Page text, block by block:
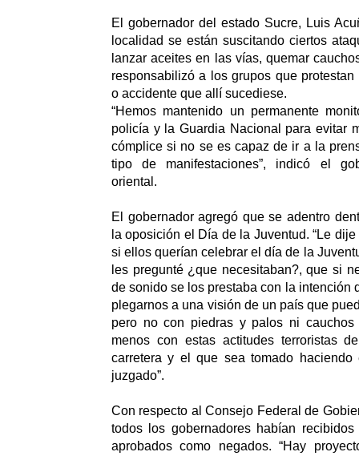
El gobernador del estado Sucre, Luis
localidad se están suscitando ciertos
lanzar aceites en las vías, quemar
responsabilizó a los grupos que
o accidente que allí sucediese.
“Hemos mantenido un permanente
policía y la Guardia Nacional para evitar
cómplice si no se es capaz de ir a la
tipo de manifestaciones”, indicó el
oriental.
El gobernador agregó que se adentro
la oposición el Día de la Juventud. “Le
si ellos querían celebrar el día de la
les pregunté ¿que necesitaban?, que si
de sonido se los prestaba con la intención
plegarnos a una visión de un país que
pero no con piedras y palos ni cauchos
menos con estas actitudes terroristas
carretera y el que sea tomado
juzgado”.
Con respecto al Consejo Federal de
todos los gobernadores habían
aprobados como negados. “Hay